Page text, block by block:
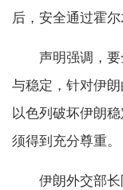
后，安全通过霍尔
声明强调，要
与稳定，针对伊
以色列破坏伊朗
须得到充分尊重。
伊朗外交部长